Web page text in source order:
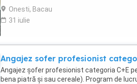
detin un Master in ...
Onesti, Bacau
31 iulie
Angajez sofer profesionist
Angajez șofer profesionist categoria C+E
bena piatră și sau cereale). Program de